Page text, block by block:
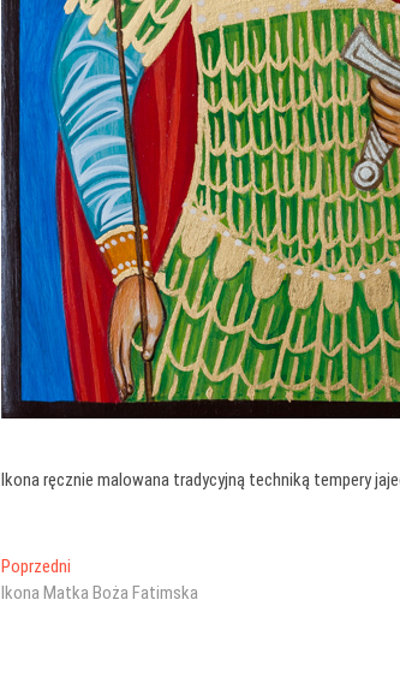
Ikona ręcznie malowana tradycyjną techniką tempery
Nawigacja
wpisu
Poprzedni
wpis:
Ikona Matka Boża Fatimska